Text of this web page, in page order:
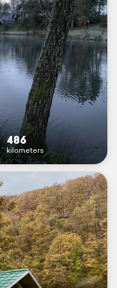
486
kilometers